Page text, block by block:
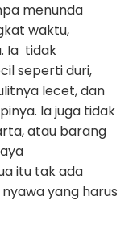
menunda
waktu,
Ia tidak
seperti duri,
lecet, dan
Ia juga tidak
atau barang
itu tak ada
yang harus